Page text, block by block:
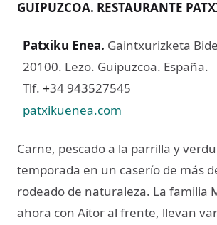
GUIPUZCOA. RESTAURANTE
Patxiku Enea. Gaintxurizketa
20100. Lezo. Guipuzcoa. España.
Tlf. +34 943527545
patxikuenea.com
Carne, pescado a la parrilla y
temporada en un caserío de más
rodeado de naturaleza. La familia
ahora con Aitor al frente, llevan